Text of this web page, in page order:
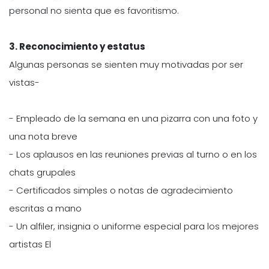
personal no sienta que es favoritismo.
3. Reconocimiento y estatus
Algunas personas se sienten muy motivadas por ser
vistas-
- Empleado de la semana en una pizarra con una foto y
una nota breve
- Los aplausos en las reuniones previas al turno o en los
chats grupales
- Certificados simples o notas de agradecimiento
escritas a mano
- Un alfiler, insignia o uniforme especial para los mejores
artistas El